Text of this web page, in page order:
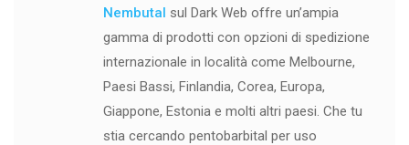
Nembutal sul Dark Web offre un’ampia
gamma di prodotti con opzioni di spedizione
internazionale in località come Melbourne,
Paesi Bassi, Finlandia, Corea, Europa,
Giappone, Estonia e molti altri paesi. Che tu
stia cercando pentobarbital per uso